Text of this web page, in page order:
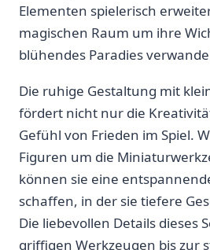
⁤Elementen⁢ spielerisch
magischen Raum um ihre
⁢blühendes Paradies
Die ruhige Gestaltung mit​
fördert nicht nur die
Gefühl von Frieden im Spiel.
Figuren um die
können sie ‌eine
schaffen, in der sie tiefere
Die liebevollen ⁤Details dieses
griffigen Werkzeugen bis zur